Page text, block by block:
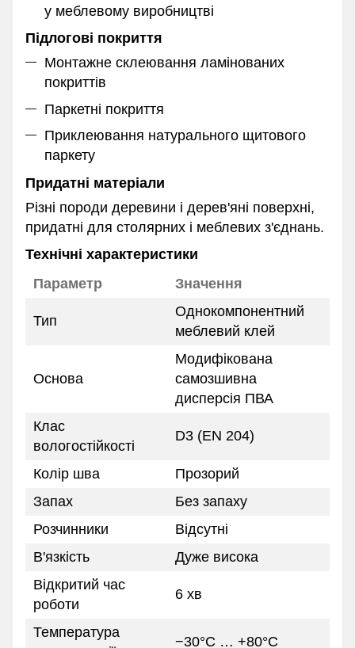
у меблевому виробництві
Підлогові покриття
Монтажне склеювання ламінованих
покриттів
Паркетні покриття
Приклеювання натурального щитового
паркету
Придатні матеріали
Різні породи деревини і дерев'яні поверхні,
придатні для столярних і меблевих з'єднань.
Технічні характеристики
Параметр
Значення
Тип
Однокомпонентний
меблевий клей
Основа
Модифікована
самозшивна
дисперсія ПВА
Клас
вологостійкості
D3 (EN 204)
Колір шва
Прозорий
Запах
Без запаху
Розчинники
Відсутні
В'язкість
Дуже висока
Відкритий час
роботи
6 хв
Температура
−30°C … +80°C